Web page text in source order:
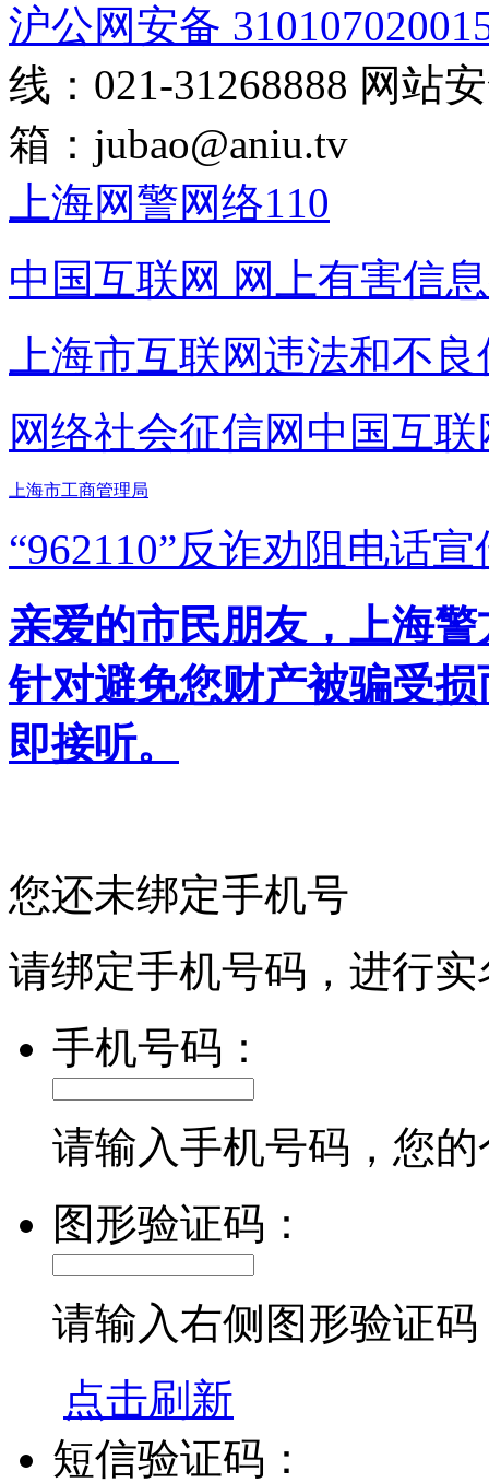
沪公网安备
线：021-31268888 网站
箱： jubao@aniu.tv
上海网警网络110
中国互联网 网上有害信
上海市互联网违法和不
网络社会征信网 中国互
上海市工商管理局
“962110”反诈劝阻电话宣
亲爱的市民朋友，上海
针对避免您财产被骗受
即接听。
您还未绑定手机号
请绑定手机号码，进行
手机号码：
请输入手机号码，您
图形验证码：
请输入右侧图形验证码
点击刷新
短信验证码：